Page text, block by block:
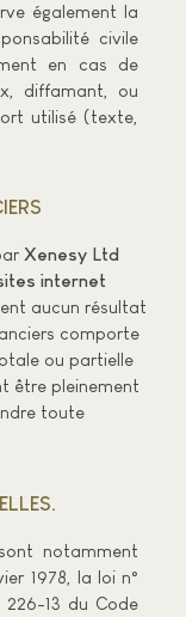
également la
civile
en cas de
diffamant, ou
utilisé (texte,
Xenesy Ltd
internet
aucun résultat
comporte
ou partielle
être pleinement
toute
notamment
1978, la loi n°
13 du Code